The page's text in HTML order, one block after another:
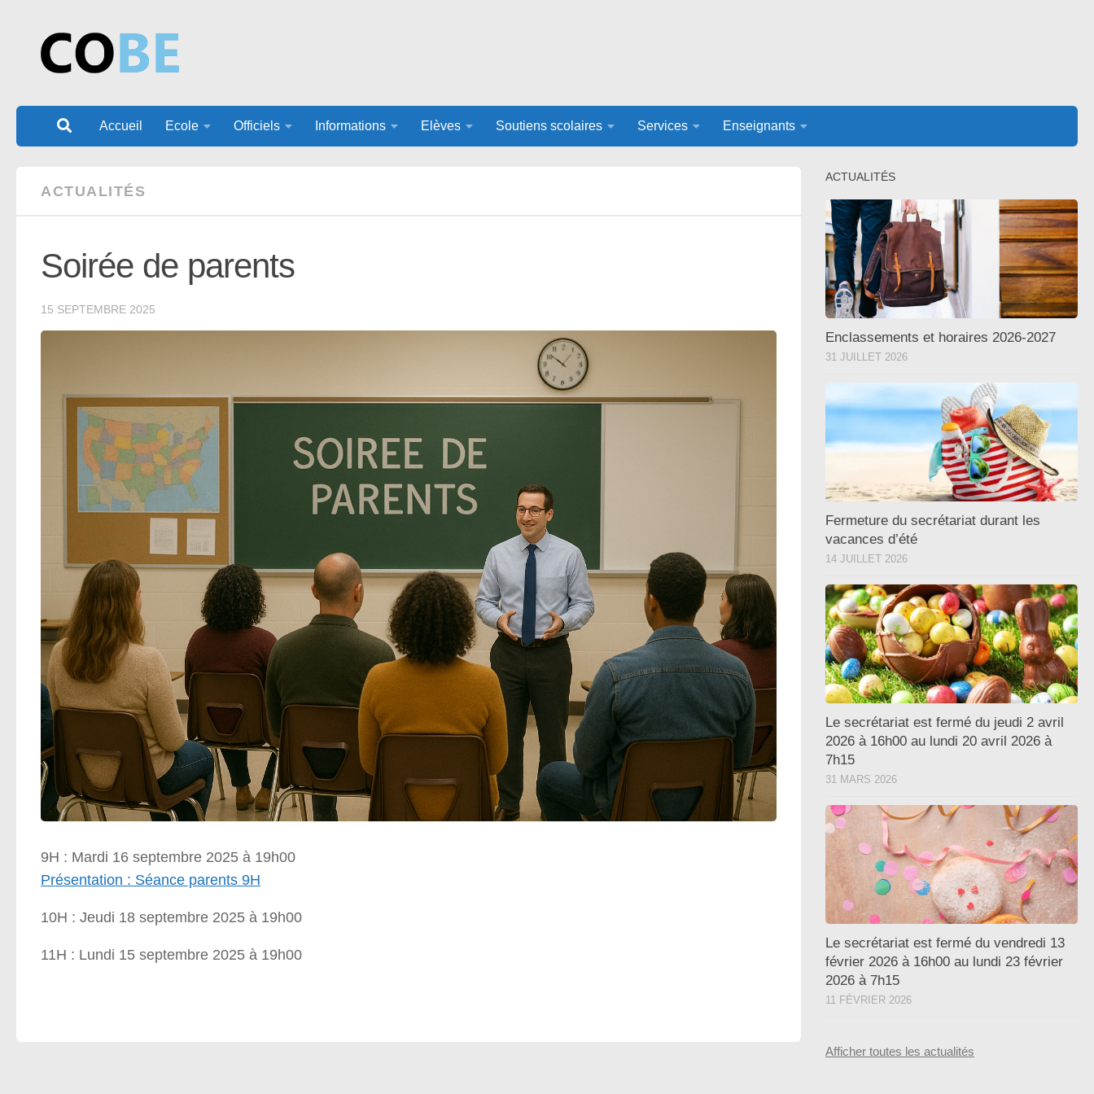
Accueil Ecole Officiels Informations Elèves Soutiens scolaires Services Enseignants
ACTUALITÉS
Soirée de parents
15 SEPTEMBRE 2025
9H : Mardi 16 septembre 2025 à 19h00
Présentation : Séance parents 9H
10H : Jeudi 18 septembre 2025 à 19h00
11H : Lundi 15 septembre 2025 à 19h00
ACTUALITÉS
Enclassements et horaires 2026-2027
31 JUILLET 2026
Fermeture du secrétariat durant les
vacances d’été
14 JUILLET 2026
Le secrétariat est fermé du jeudi 2 avril
2026 à 16h00 au lundi 20 avril 2026 à
7h15
31 MARS 2026
Le secrétariat est fermé du vendredi 13
février 2026 à 16h00 au lundi 23 février
2026 à 7h15
11 FÉVRIER 2026
Afficher toutes les actualités